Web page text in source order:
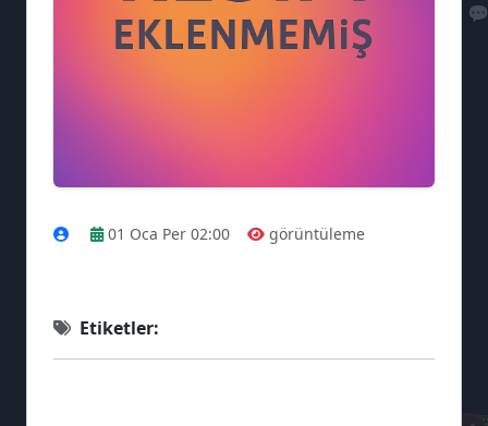
01 Oca Per 02:00 görüntüleme
Etiketler: